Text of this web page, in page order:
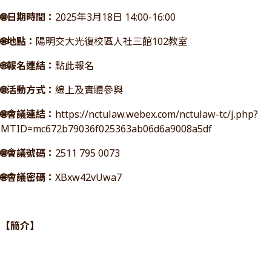
🌐日期時間： 2025年3月18日 14:00-16:00
🌐地點： 陽明交大光復校區人社三館102教室
🌐報名連結：點此報名
🌐活動方式：線上及實體參與
🌐會議連結： https://nctulaw.webex.com/nctulaw-tc/j.php?
MTID=mc672b79036f025363ab06d6a9008a5df
🌐會議號碼： 2511 795 0073
🌐會議密碼：XBxw42vUwa7
【簡介】